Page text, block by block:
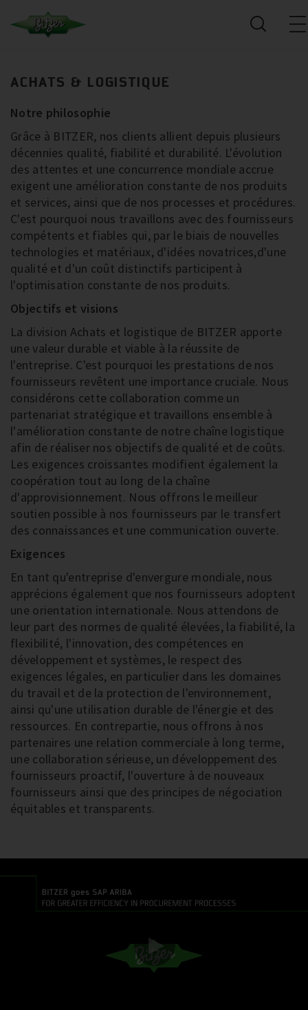
ACHATS & LOGISTIQUE
Notre philosophie
Grâce à BITZER, nos clients allient depuis plusieurs
décennies qualité, fiabilité et durabilité. L'évolution
des attentes et une concurrence mondiale accrue
exigent une amélioration constante de nos produits
et services, ainsi que de nos processes et procédures.
C'est pourquoi nous travaillons avec des fournisseurs
compétents et fiables qui, par le biais de nouvelles
technologies et matériaux, d'idées novatrices,d'une
qualité et d'un coût distinctifs participent à
l'optimisation constante de nos produits.
Objectifs et visions
La division Achats et logistique de BITZER apporte
une valeur durable et viable à la réussite de
l'entreprise. C'est pourquoi les prestations de nos
fournisseurs revêtent une importance cruciale. Nous
considérons cette collaboration comme un
partenariat stratégique et travaillons ensemble à
l'amélioration constante de notre chaîne logistique
afin de réaliser nos objectifs de qualité et de coûts.
Les exigences croissantes modifient également la
coopération tout au long de la chaîne
d'approvisionnement. Nous offrons le meilleur
soutien possible à nos fournisseurs par le transfert
des connaissances et une communication ouverte.
Exigences
En tant qu'entreprise d'envergure mondiale, nous
apprécions également que nos fournisseurs adoptent
une orientation internationale. Nous attendons de
leur part des normes de qualité élevées, la fiabilité, la
flexibilité, l'innovation, des compétences en
développement et systèmes, le respect des
exigences légales, en particulier dans les domaines
du travail et de la protection de l'environnement,
ainsi qu'une utilisation durable de l'énergie et des
ressources. En contrepartie, nous offrons à nos
partenaires une relation commerciale à long terme,
une collaboration sérieuse, un développement des
fournisseurs proactif, l'ouverture à de nouveaux
fournisseurs ainsi que des principes de négociation
équitables et transparents.